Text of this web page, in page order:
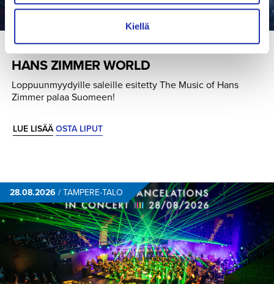
Kiellä
VIIHDEKONSERTTI
HANS ZIMMER WORLD
Loppuunmyydyille saleille esitetty The Music of Hans
Zimmer palaa Suomeen!
LUE LISÄÄ OSTA LIPUT
28.08.2026 / TAMPERE-TALO